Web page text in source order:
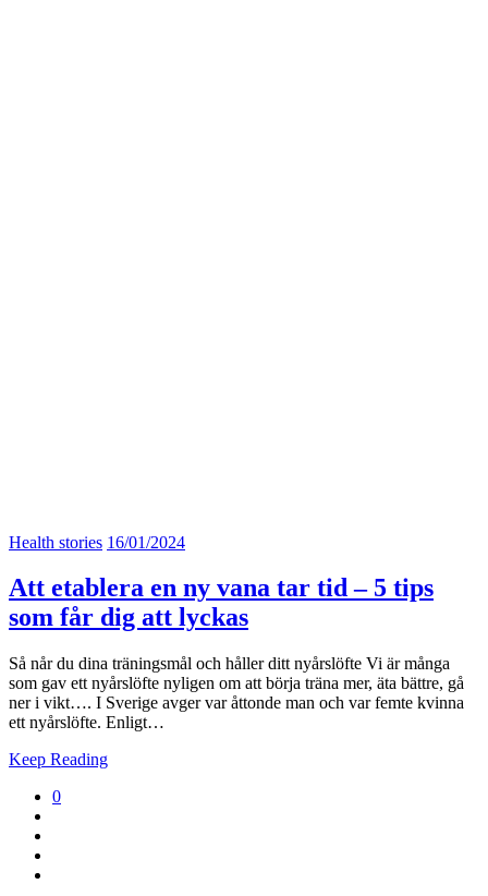
Health stories 16/01/2024
Att etablera en ny vana tar tid – 5 tips
som får dig att lyckas
Så når du dina träningsmål och håller ditt nyårslöfte Vi är många
som gav ett nyårslöfte nyligen om att börja träna mer, äta bättre, gå
ner i vikt…. I Sverige avger var åttonde man och var femte kvinna
ett nyårslöfte. Enligt…
Keep Reading
0